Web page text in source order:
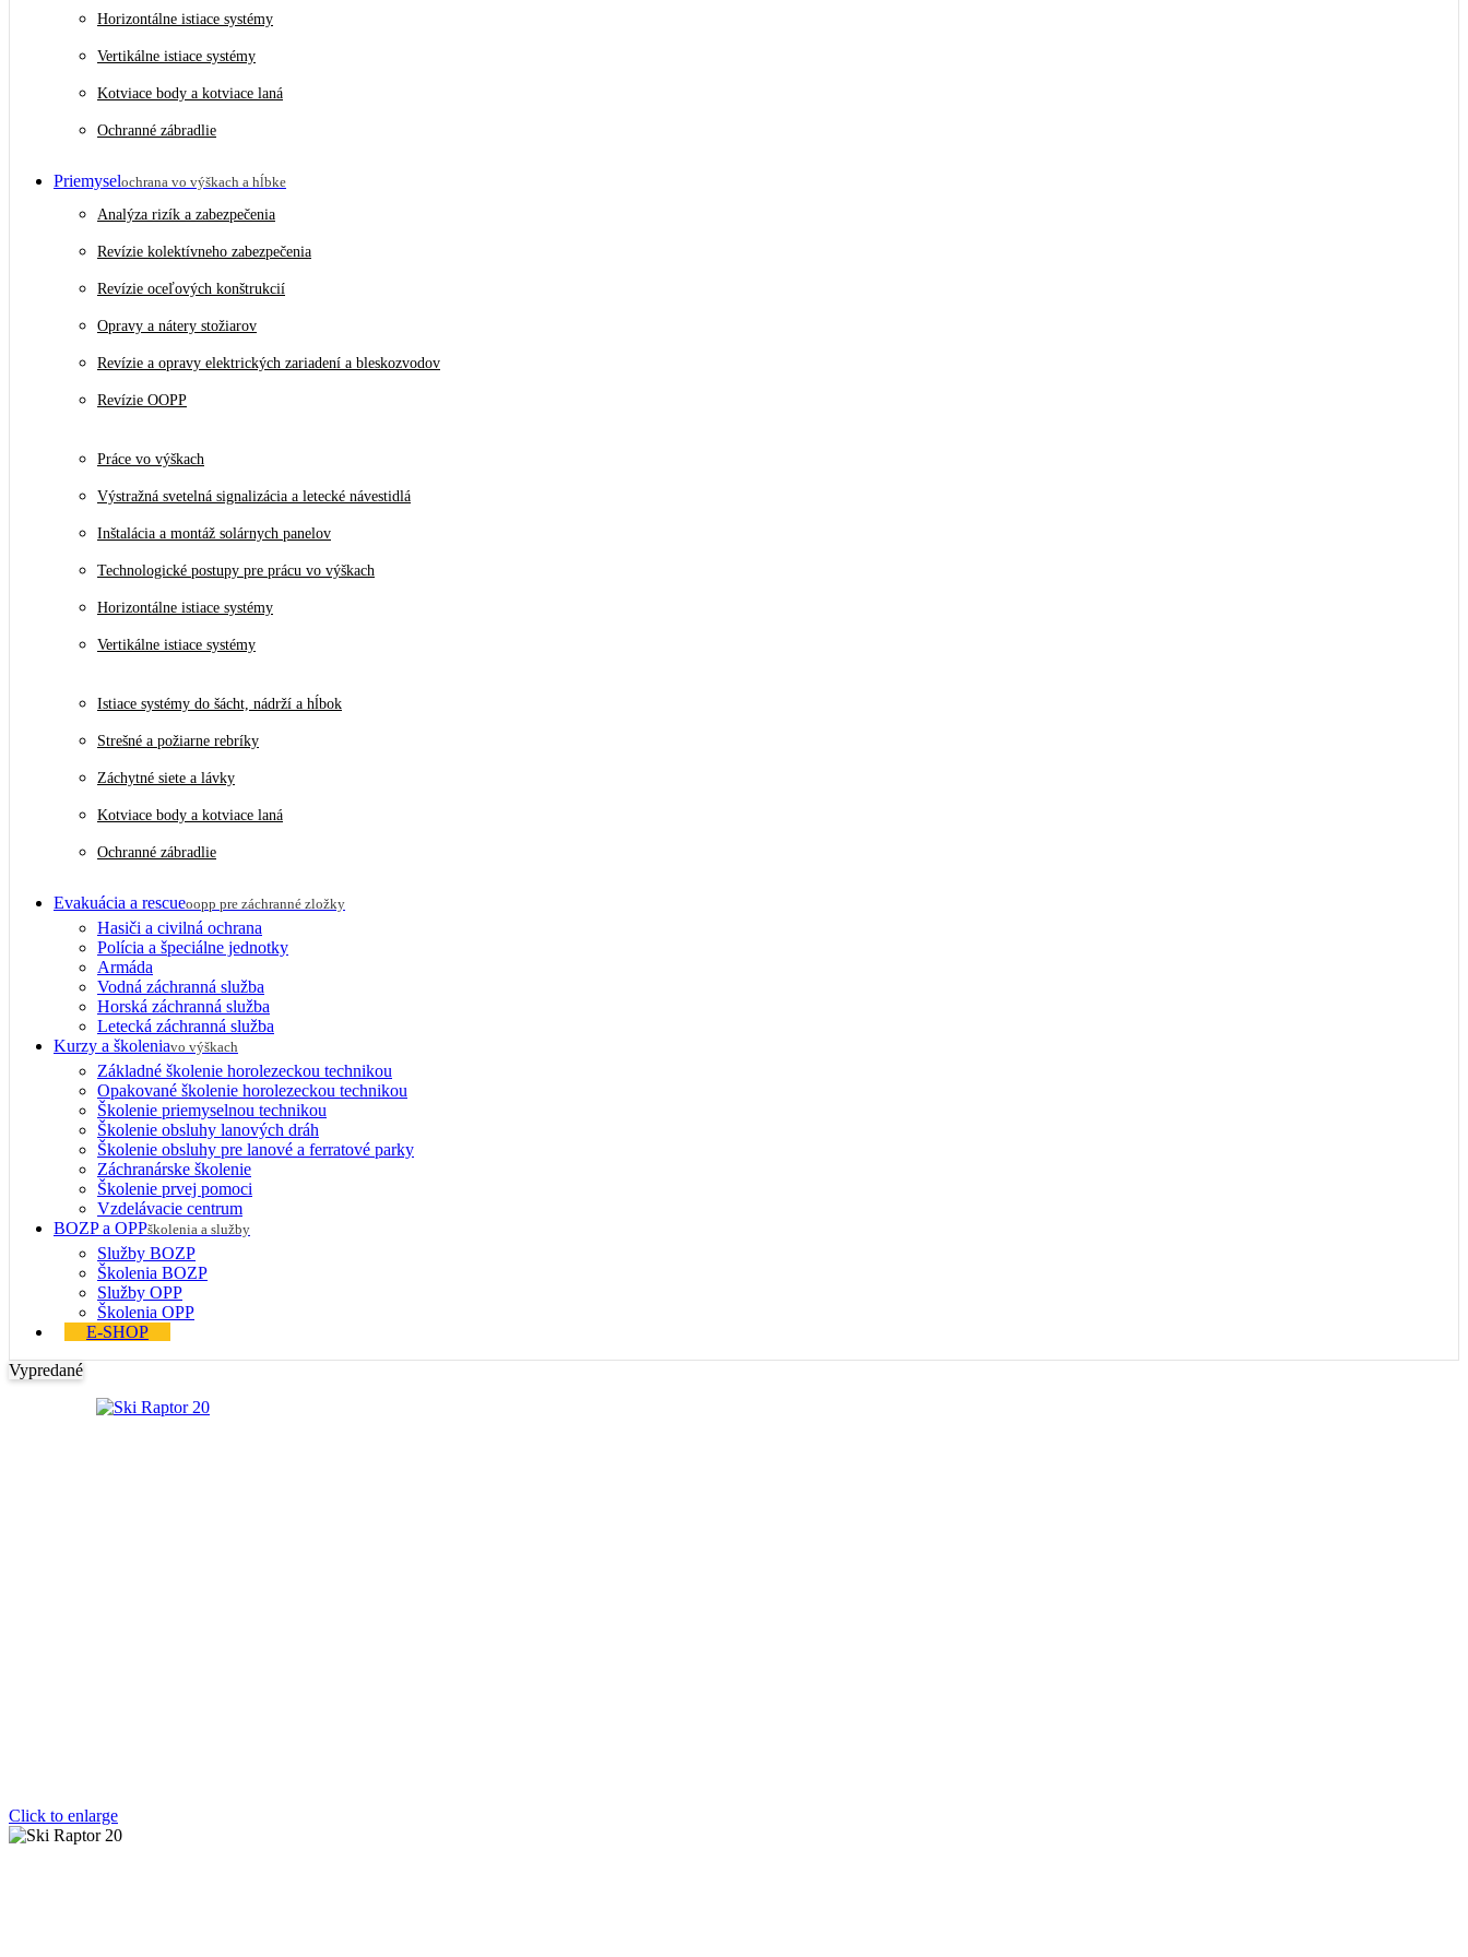
Horizontálne istiace systémy
Vertikálne istiace systémy
Kotviace body a kotviace laná
Ochranné zábradlie
Priemyselochrana vo výškach a hĺbke
Analýza rizík a zabezpečenia
Revízie kolektívneho zabezpečenia
Revízie oceľových konštrukcií
Opravy a nátery stožiarov
Revízie a opravy elektrických zariadení a bleskozvodov
Revízie OOPP
Práce vo výškach
Výstražná svetelná signalizácia a letecké návestidlá
Inštalácia a montáž solárnych panelov
Technologické postupy pre prácu vo výškach
Horizontálne istiace systémy
Vertikálne istiace systémy
Istiace systémy do šácht, nádrží a hĺbok
Strešné a požiarne rebríky
Záchytné siete a lávky
Kotviace body a kotviace laná
Ochranné zábradlie
Evakuácia a rescueoopp pre záchranné zložky
Hasiči a civilná ochrana
Polícia a špeciálne jednotky
Armáda
Vodná záchranná služba
Horská záchranná služba
Letecká záchranná služba
Kurzy a školeniavo výškach
Základné školenie horolezeckou technikou
Opakované školenie horolezeckou technikou
Školenie priemyselnou technikou
Školenie obsluhy lanových dráh
Školenie obsluhy pre lanové a ferratové parky
Záchranárske školenie
Školenie prvej pomoci
Vzdelávacie centrum
BOZP a OPPškolenia a služby
Služby BOZP
Školenia BOZP
Služby OPP
Školenia OPP
E-SHOP
Vypredané
Click to enlarge